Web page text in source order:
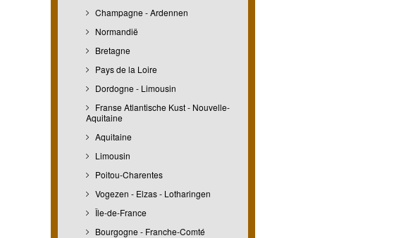
Champagne - Ardennen
Normandië
Bretagne
Pays de la Loire
Dordogne - Limousin
Franse Atlantische Kust - Nouvelle-
Aquitaine
Aquitaine
Limousin
Poitou-Charentes
Vogezen - Elzas - Lotharingen
Île-de-France
Bourgogne - Franche-Comté